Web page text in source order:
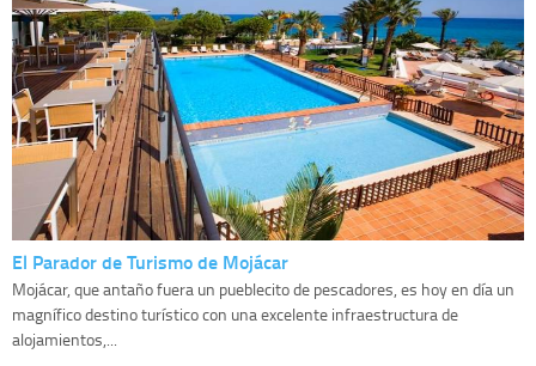
El Parador de Turismo de Mojácar
Mojácar, que antaño fuera un pueblecito de pescadores, es hoy en día un
magnífico destino turístico con una excelente infraestructura de
alojamientos,...